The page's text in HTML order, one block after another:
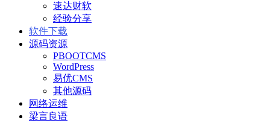
速达财软
经验分享
软件下载
源码资源
PBOOTCMS
WordPress
易优CMS
其他源码
网络运维
梁言良语